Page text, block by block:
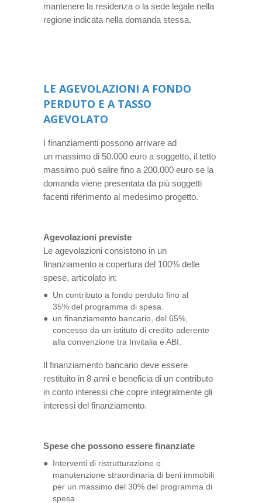
mantenere la residenza o la sede legale nella
regione indicata nella domanda stessa.
LE AGEVOLAZIONI A FONDO
PERDUTO E A TASSO
AGEVOLATO
I finanziamenti possono arrivare ad
un massimo di 50.000 euro a soggetto, il tetto
massimo può salire fino a 200.000 euro se la
domanda viene presentata da più soggetti
facenti riferimento al medesimo progetto.
Agevolazioni previste
Le agevolazioni consistono in un
finanziamento a copertura del 100% delle
spese, articolato in:
Un contributo a fondo perduto fino al
35% del programma di spesa.
un finanziamento bancario, del 65%,
concesso da un istituto di credito aderente
alla convenzione tra Invitalia e ABI.
Il finanziamento bancario deve essere
restituito in 8 anni e beneficia di un contributo
in conto interessi che copre integralmente gli
interessi del finanziamento.
Spese che possono essere finanziate
Interventi di ristrutturazione o
manutenzione straordinaria di beni immobili
per un massimo del 30% del programma di
spesa